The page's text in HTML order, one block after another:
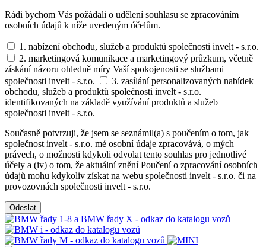
Rádi bychom Vás požádali o udělení souhlasu se zpracováním
osobních údajů k níže uvedeným účelům.
1. nabízení obchodu, služeb a produktů společnosti invelt - s.r.o.
2. marketingová komunikace a marketingový průzkum, včetně
získání názoru ohledně míry Vaší spokojenosti se službami
společnosti invelt - s.r.o.
3. zasílání personalizovaných nabídek
obchodu, služeb a produktů společnosti invelt - s.r.o.
identifikovaných na základě využívání produktů a služeb
společnosti invelt - s.r.o.
Současně potvrzuji, že jsem se seznámil(a) s poučením o tom, jak
společnost invelt - s.r.o. mé osobní údaje zpracovává, o mých
právech, o možnosti kdykoli odvolat tento souhlas pro jednotlivé
účely a (iv) o tom, že aktuální znění Poučení o zpracování osobních
údajů mohu kdykoliv získat na webu společnosti invelt - s.r.o. či na
provozovnách společnosti invelt - s.r.o.
Odeslat